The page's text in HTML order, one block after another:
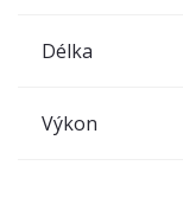
Délka
Výkon